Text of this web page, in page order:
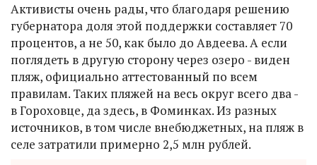
Активисты очень рады, что благодаря решению
губернатора доля этой поддержки составляет 70
процентов, а не 50, как было до Авдеева. А если
поглядеть в другую сторону через озеро - виден
пляж, официально аттестованный по всем
правилам. Таких пляжей на весь округ всего два -
в Гороховце, да здесь, в Фоминках. Из разных
источников, в том числе внебюджетных, на пляж в
селе затратили примерно 2,5 млн рублей.